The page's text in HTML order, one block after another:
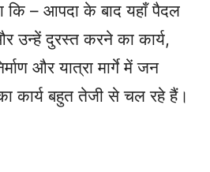
कि – आपदा के बाद यहाँ पैदल
उन्हें दुरस्त करने का कार्य,
और यात्रा मार्गे में जन
कार्य बहुत तेजी से चल रहे हैं।